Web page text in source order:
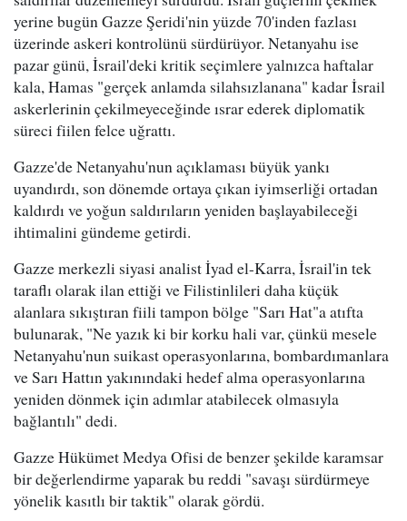
yerine bugün Gazze Şeridi'nin yüzde 70'inden fazlası
üzerinde askeri kontrolünü sürdürüyor. Netanyahu ise
pazar günü, İsrail'deki kritik seçimlere yalnızca haftalar
kala, Hamas "gerçek anlamda silahsızlanana" kadar İsrail
askerlerinin çekilmeyeceğinde ısrar ederek diplomatik
süreci fiilen felce uğrattı.
Gazze'de Netanyahu'nun açıklaması büyük yankı
uyandırdı, son dönemde ortaya çıkan iyimserliği ortadan
kaldırdı ve yoğun saldırıların yeniden başlayabileceği
ihtimalini gündeme getirdi.
Gazze merkezli siyasi analist İyad el-Karra, İsrail'in tek
taraflı olarak ilan ettiği ve Filistinlileri daha küçük
alanlara sıkıştıran fiili tampon bölge "Sarı Hat"a atıfta
bulunarak, "Ne yazık ki bir korku hali var, çünkü mesele
Netanyahu'nun suikast operasyonlarına, bombardımanlara
ve Sarı Hattın yakınındaki hedef alma operasyonlarına
yeniden dönmek için adımlar atabilecek olmasıyla
bağlantılı" dedi.
Gazze Hükümet Medya Ofisi de benzer şekilde karamsar
bir değerlendirme yaparak bu reddi "savaşı sürdürmeye
yönelik kasıtlı bir taktik" olarak gördü.